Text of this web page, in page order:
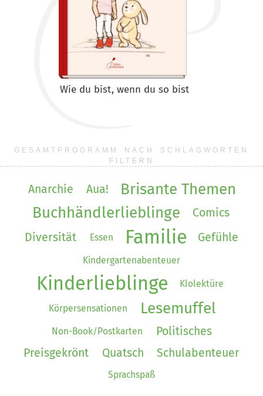
Wie du bist, wenn du so bist
GESAMTPROGRAMM NACH SCHLAGWORTEN
FILTERN
Anarchie Aua!
Brisante Themen
Buchhändlerlieblinge
Comics
Diversität
Essen Familie Gefühle
Kindergartenabenteuer
Kinderlieblinge Klolektüre
Körpersensationen Lesemuffel
Non-Book/Postkarten
Politisches
Preisgekrönt
Quatsch Schulabenteuer
Sprachspaß